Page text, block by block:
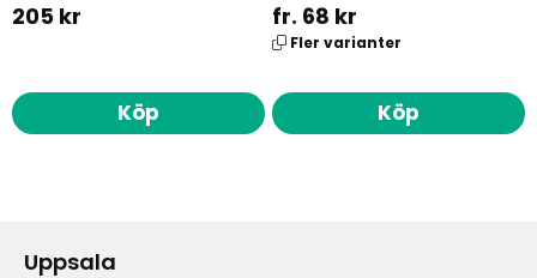
205 kr
Köp
fr. 68 kr
Fler varianter
Köp
Uppsala